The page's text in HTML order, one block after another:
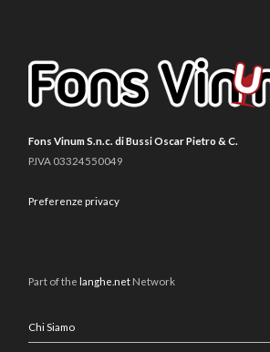
Fons Vinum S.n.c. di Bussi Oscar Pietro & C.
P.IVA 03324550049
Preferenze privacy
Part of thelanghe.net Network
Chi Siamo